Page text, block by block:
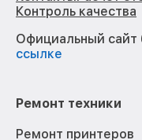
Контроль качества
Официальный сайт
ссылке
Ремонт техники
Ремонт принтеров